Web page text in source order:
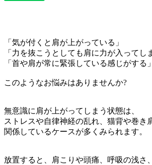
「気が付くと肩が上がっている」
「力を抜こうとしても肩に力が入ってし
「首や肩が常に緊張している感じがする」
このようなお悩みはありませんか?
無意識に肩が上がってしまう状態は、
ストレスや自律神経の乱れ、猫背や巻き
関係しているケースが多くみられます。
放置すると、肩こりや頭痛、呼吸の浅さ、